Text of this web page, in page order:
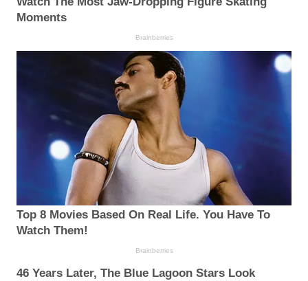
Moments
Brainberries
Top 8 Movies Based On Real Life. You Have To
Watch Them!
Brainberries
46 Years Later, The Blue Lagoon Stars Look